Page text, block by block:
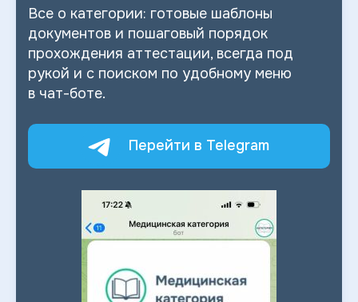
Все о категории: готовые шаблоны
документов и пошаговый порядок
прохождения аттестации, всегда под
рукой и с поиском по удобному меню
в чат-боте.
Перейти в Telegram